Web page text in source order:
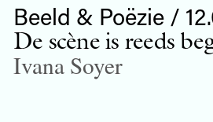
Beeld & Poëzie /
De scène is reeds
Ivana Soyer